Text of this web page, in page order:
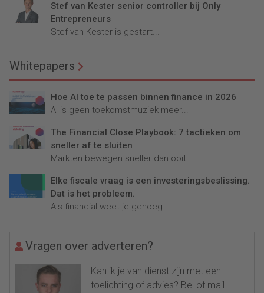
Stef van Kester senior controller bij Only
Entrepreneurs
Stef van Kester is gestart...
Whitepapers
Hoe AI toe te passen binnen finance in 2026
AI is geen toekomstmuziek meer...
The Financial Close Playbook: 7 tactieken om
sneller af te sluiten
Markten bewegen sneller dan ooit....
Elke fiscale vraag is een investeringsbeslissing.
Dat is het probleem.
Als financial weet je genoeg...
Vragen over adverteren?
Kan ik je van dienst zijn met een
toelichting of advies? Bel of mail